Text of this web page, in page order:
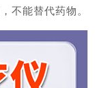
不能替代药物。